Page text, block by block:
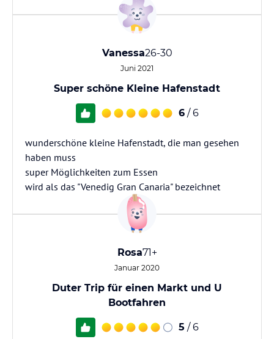
Vanessa26-30
Juni 2021
Super schöne Kleine Hafenstadt
6 / 6
wunderschöne kleine Hafenstadt, die man gesehen
haben muss
super Möglichkeiten zum Essen
wird als das "Venedig Gran Canaria" bezeichnet
Rosa71+
Januar 2020
Duter Trip für einen Markt und U
Bootfahren
5 / 6